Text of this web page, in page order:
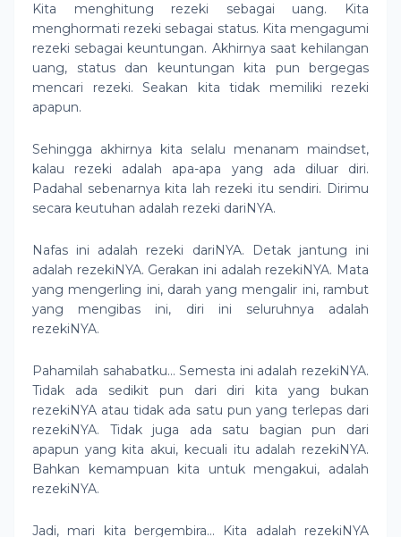
Kita menghitung rezeki sebagai uang. Kita
menghormati rezeki sebagai status. Kita mengagumi
rezeki sebagai keuntungan. Akhirnya saat kehilangan
uang, status dan keuntungan kita pun bergegas
mencari rezeki. Seakan kita tidak memiliki rezeki
apapun.
Sehingga akhirnya kita selalu menanam maindset,
kalau rezeki adalah apa-apa yang ada diluar diri.
Padahal sebenarnya kita lah rezeki itu sendiri. Dirimu
secara keutuhan adalah rezeki dariNYA.
Nafas ini adalah rezeki dariNYA. Detak jantung ini
adalah rezekiNYA. Gerakan ini adalah rezekiNYA. Mata
yang mengerling ini, darah yang mengalir ini, rambut
yang mengibas ini, diri ini seluruhnya adalah
rezekiNYA.
Pahamilah sahabatku… Semesta ini adalah rezekiNYA.
Tidak ada sedikit pun dari diri kita yang bukan
rezekiNYA atau tidak ada satu pun yang terlepas dari
rezekiNYA. Tidak juga ada satu bagian pun dari
apapun yang kita akui, kecuali itu adalah rezekiNYA.
Bahkan kemampuan kita untuk mengakui, adalah
rezekiNYA.
Jadi, mari kita bergembira… Kita adalah rezekiNYA